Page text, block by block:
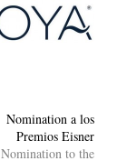
Nomination a los
Premios Eisner
Nomination to the